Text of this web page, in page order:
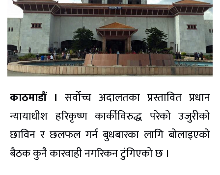
काठमाडौं । सर्वोच्च अदालतका प्रस्तावित प्रधान
न्यायाधीश हरिकृष्ण कार्कीविरुद्ध परेको उजुरीको
छाविन र छलफल गर्न बुधबारका लागि बोलाइएको
बैठक कुनै कारवाही नगरिकन टुंगिएको छ ।